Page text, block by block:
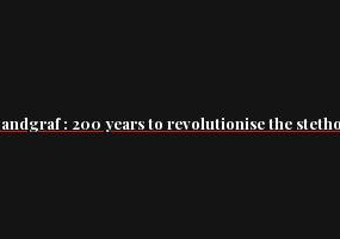
: 200 years to revolutionise the